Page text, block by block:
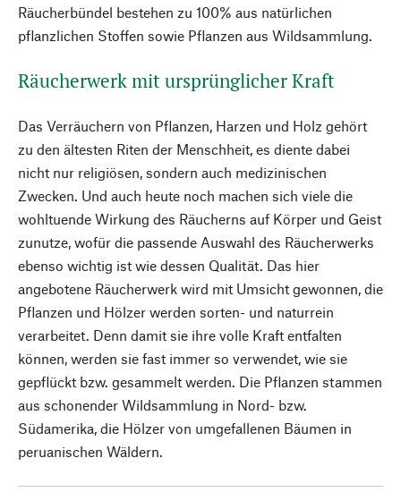
Räucherbündel bestehen zu 100% aus natürlichen
pflanzlichen Stoffen sowie Pflanzen aus Wildsammlung.
Räucherwerk mit ursprünglicher Kraft
Das Verräuchern von Pflanzen, Harzen und Holz gehört
zu den ältesten Riten der Menschheit, es diente dabei
nicht nur religiösen, sondern auch medizinischen
Zwecken. Und auch heute noch machen sich viele die
wohltuende Wirkung des Räucherns auf Körper und Geist
zunutze, wofür die passende Auswahl des Räucherwerks
ebenso wichtig ist wie dessen Qualität. Das hier
angebotene Räucherwerk wird mit Umsicht gewonnen, die
Pflanzen und Hölzer werden sorten- und naturrein
verarbeitet. Denn damit sie ihre volle Kraft entfalten
können, werden sie fast immer so verwendet, wie sie
gepflückt bzw. gesammelt werden. Die Pflanzen stammen
aus schonender Wildsammlung in Nord- bzw.
Südamerika, die Hölzer von umgefallenen Bäumen in
peruanischen Wäldern.